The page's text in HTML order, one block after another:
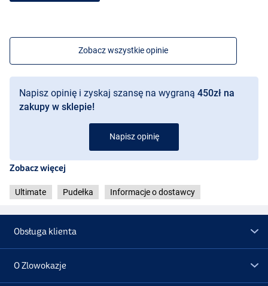
Zobacz wszystkie opinie
Napisz opinię i zyskaj szansę na wygraną 450zł na
zakupy w sklepie!
Napisz opinię
Zobacz więcej
Ultimate Pudełka Informacje o dostawcy
Obsługa klienta
O Zlowokazje